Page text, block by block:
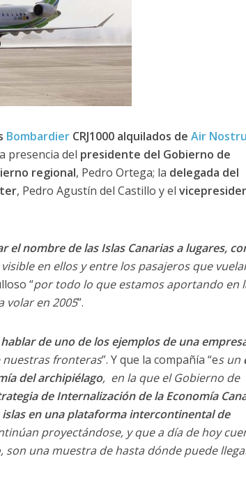
BombardierCRJ1000 alquilados de Air
presencia del presidente del Gobierno de
regional, Pedro Ortega; la delegada del
, Pedro Agustín del Castillo y el
el nombre de las Islas Canarias a lugares,
en ellos y entre los pasajeros que
“por todo lo que estamos aportando en
volar en 2005”.
de uno de los ejemplos de una
fronteras”. Y que la compañía “es un
del archipiélago, en la que el Gobierno de
de Internalización de la Economía
en una plataforma intercontinental de
proyectándose, y que a día de hoy
una muestra de hasta dónde puede